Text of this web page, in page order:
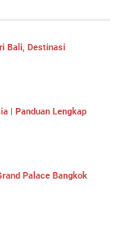
Bali, Destinasi
| Panduan Lengkap
Palace Bangkok